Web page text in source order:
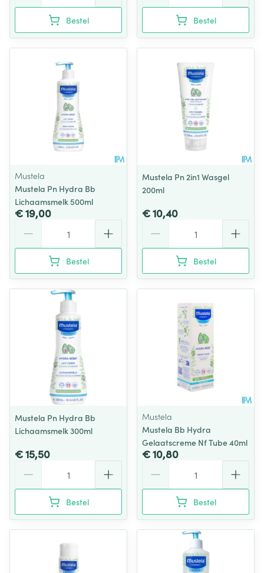
Bestel Bestel
Mustela
Mustela Pn Hydra Bb
Lichaamsmelk 500ml
€ 19,00
Bestel
Mustela Pn 2in1 Wasgel
200ml
€ 10,40
Bestel
Mustela Pn Hydra Bb
Lichaamsmelk 300ml
€ 15,50
Bestel
Mustela
Mustela Bb Hydra
Gelaatscreme Nf Tube 40ml
€ 10,80
Bestel